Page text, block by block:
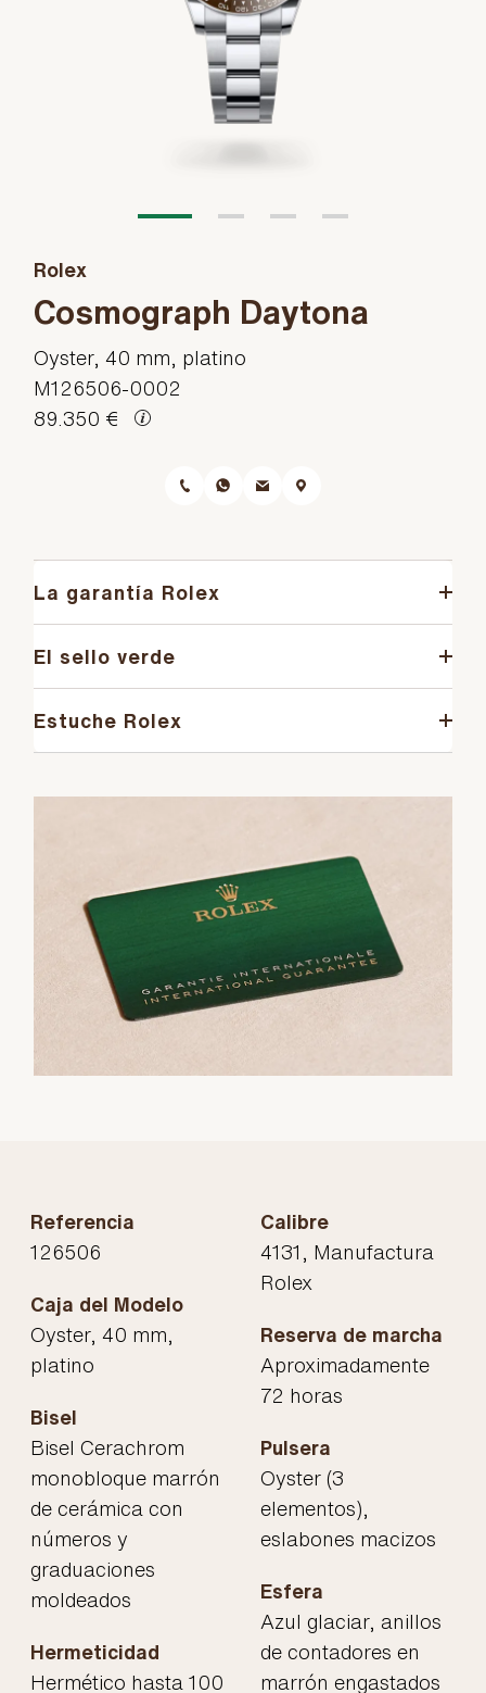
Rolex
Cosmograph Daytona
Oyster, 40 mm, platino
M126506-0002
89.350 €
La garantía Rolex
El sello verde
Estuche Rolex
Referencia
126506
Caja del Modelo
Oyster, 40 mm,
platino
Bisel
Bisel Cerachrom
monobloque marrón
de cerámica con
números y
graduaciones
moldeados
Hermeticidad
Hermético hasta 100
Calibre
4131, Manufactura
Rolex
Reserva de marcha
Aproximadamente
72 horas
Pulsera
Oyster (3
elementos),
eslabones macizos
Esfera
Azul glaciar, anillos
de contadores en
marrón engastados